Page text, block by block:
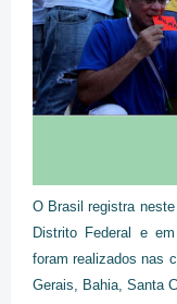
O Brasil registra
Distrito Federal e
foram realizados nas
Gerais, Bahia, Santa